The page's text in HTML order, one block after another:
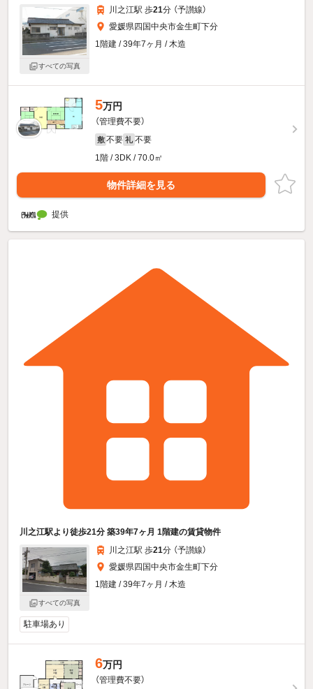
すべての写真
川之江駅 歩21分 （予讃線）
愛媛県四国中央市金生町下分
1階建 / 39年7ヶ月 / 木造
5万円
（管理費不要）
敷 不要 礼 不要
1階 / 3DK / 70.0㎡
物件詳細を見る
提供
川之江駅より徒歩21分 築39年7ヶ月 1階建の賃貸物件
すべての写真
川之江駅 歩21分 （予讃線）
愛媛県四国中央市金生町下分
1階建 / 39年7ヶ月 / 木造
駐車場あり
6万円
（管理費不要）